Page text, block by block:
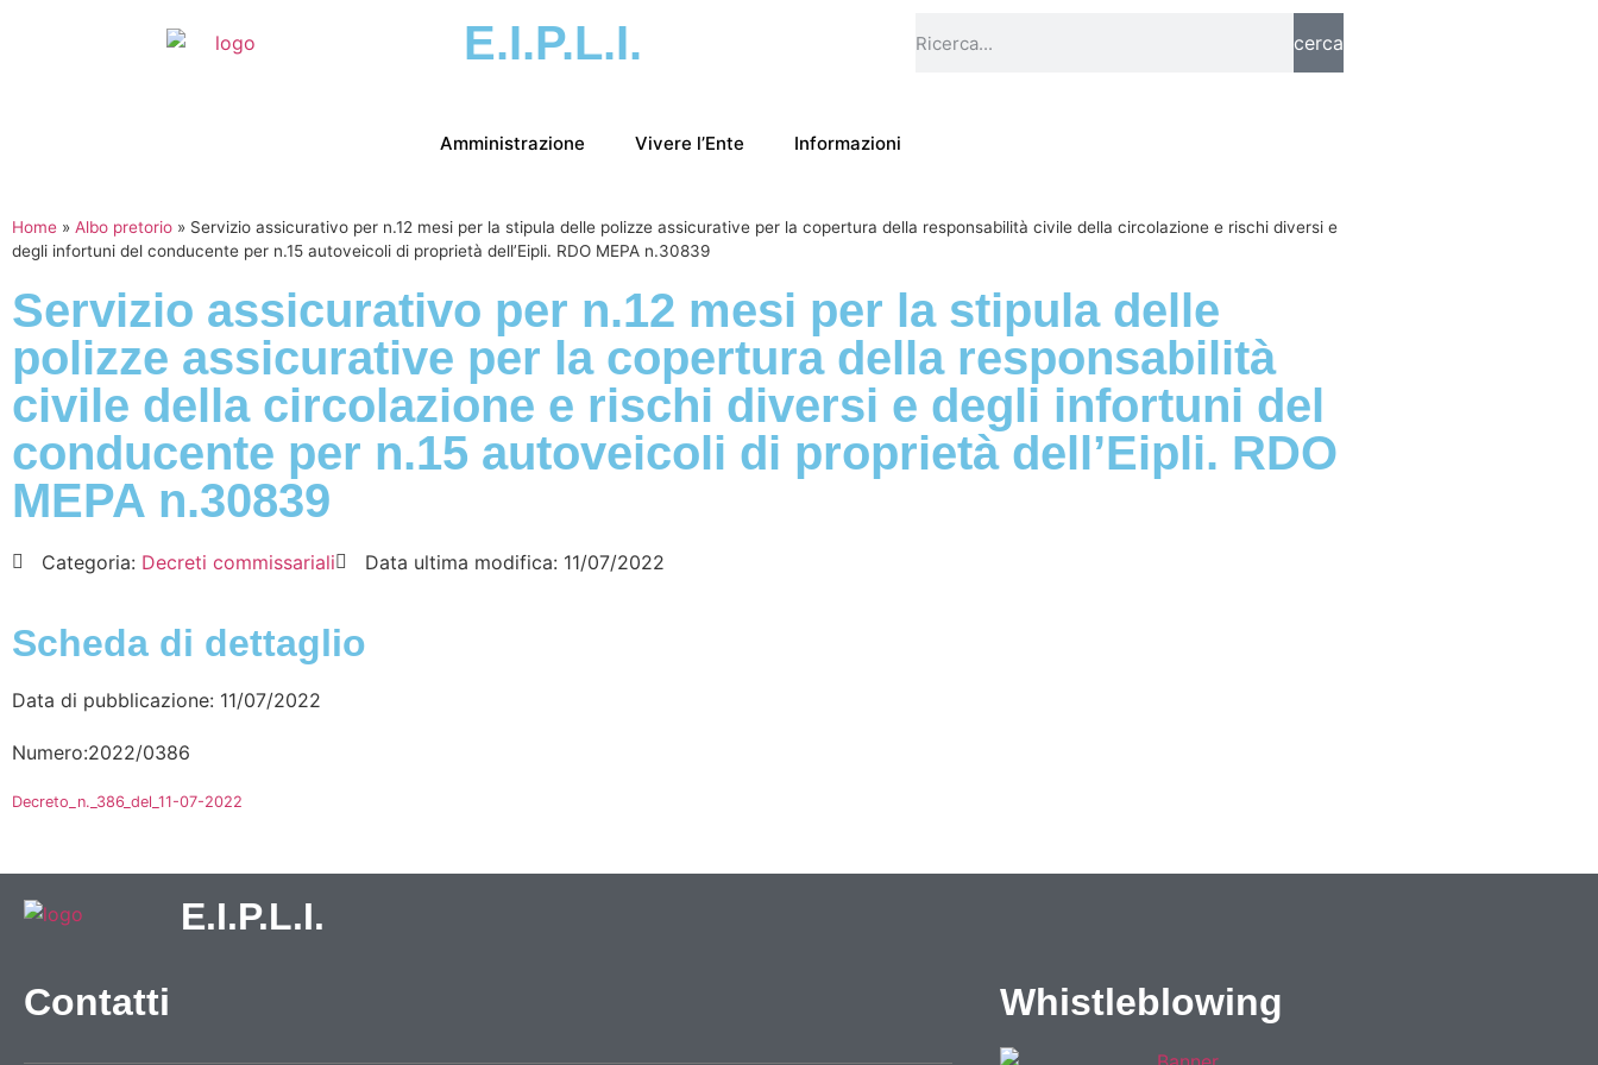
E.I.P.L.I. cerca
Amministrazione Vivere l’Ente Informazioni
Home » Albo pretorio » Servizio assicurativo per n.12 mesi per la stipula delle polizze assicurative per la copertura della responsabilità civile della circolazione e rischi diversi e
degli infortuni del conducente per n.15 autoveicoli di proprietà dell’Eipli. RDO MEPA n.30839
Servizio assicurativo per n.12 mesi per la stipula delle
polizze assicurative per la copertura della responsabilità
civile della circolazione e rischi diversi e degli infortuni del
conducente per n.15 autoveicoli di proprietà dell’Eipli. RDO
MEPA n.30839
Categoria: Decreti commissariali Data ultima modifica: 11/07/2022
Scheda di dettaglio
Data di pubblicazione: 11/07/2022
Numero:2022/0386
Decreto_n._386_del_11-07-2022
E.I.P.L.I.
Contatti
Whistleblowing